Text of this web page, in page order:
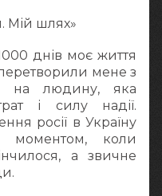
Мій шлях»
днів моє життя
перетворили мене з
на людину, яка
і силу надії.
росії в Україну
коли
а звичне